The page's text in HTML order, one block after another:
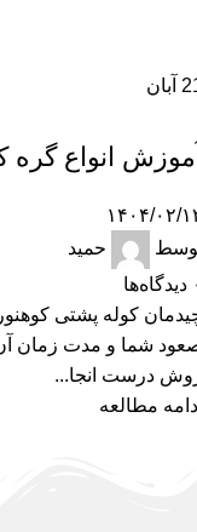
آبان
انواع گره
۰۲/۱۳
حمید
دیدگاه‌ها
کوله پشتی
شما و مدت زمان
درست انجا...
مطالعه